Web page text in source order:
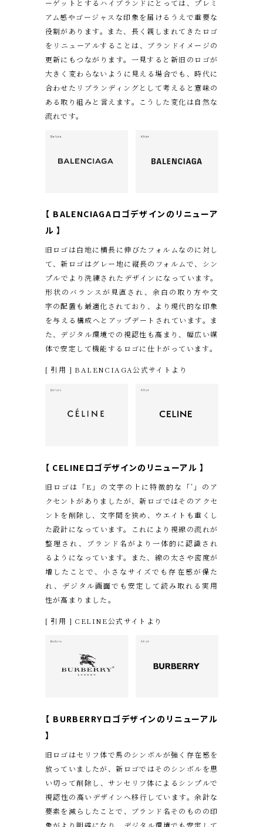
ーゲットとするハイブランドにとっては、プレミ
アム感やゴージャスな印象を届けるうえで重要な
役割があります。また、長く親しまれてきたロゴ
をリニューアルすることは、ブランドイメージの
更新にもつながります。一見すると新旧のロゴが
大きく変わらないように見える場合でも、時代に
合わせたリブランディングとして考えると意味の
ある取り組みと言えます。こうした変化は自然な
流れです。
【 BALENCIAGA ロゴデザインのリニューア
ル 】
旧ロゴは白地に横長に伸びたフォルムなのに対し
て、新ロゴはグレー地に縦長のフォルムで、シン
プルでより洗練されたデザインになっています。
形状のバランスが見直され、余白の取り方や文
字の配置も最適化されており、より現代的な印象
を与える構成へとアップデートされています。ま
た、デジタル環境での視認性も高まり、幅広い媒
体で安定して機能するロゴに仕上がっています。
[ 引用 ] BALENCIAGA公式サイトより
【 CELINE ロゴデザインのリニューアル 】
旧ロゴは「E」の文字の上に特徴的な「’」のア
クセントがありましたが、新ロゴではそのアクセ
ントを削除し、文字間を狭め、ウエイトも重くし
た設計になっています。これにより視線の流れが
整理され、ブランド名がより一体的に認識され
るようになっています。また、線の太さや密度が
増したことで、小さなサイズでも存在感が保た
れ、デジタル画面でも安定して読み取れる実用
性が高まりました。
[ 引用 ] CELINE公式サイトより
【 BURBERRY ロゴデザインのリニューアル
】
旧ロゴはセリフ体で馬のシンボルが強く存在感を
放っていましたが、新ロゴではそのシンボルを思
い切って削除し、サンセリフ体によるシンプルで
視認性の高いデザインへ移行しています。余計な
要素を減らしたことで、ブランド名そのものの印